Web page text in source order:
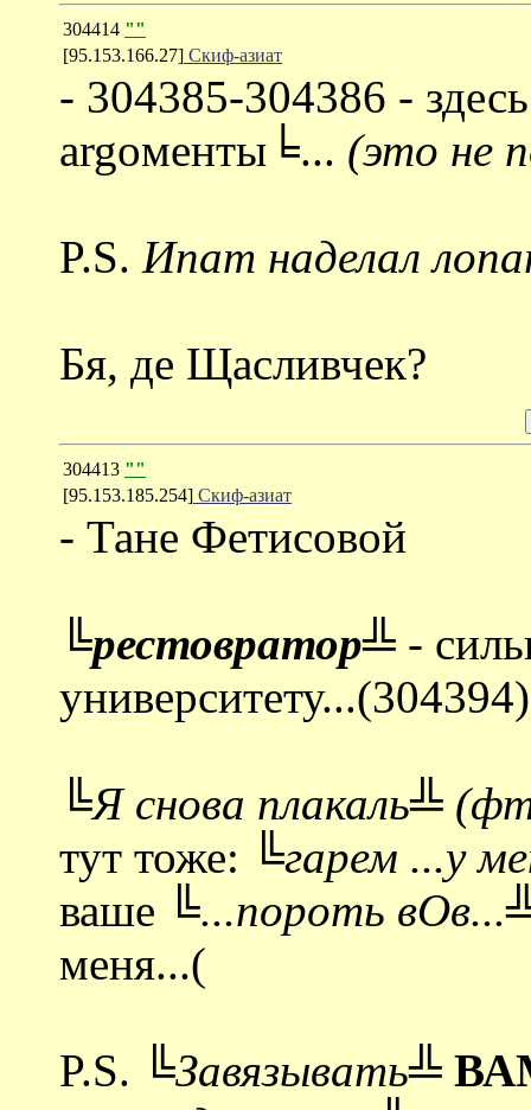
304414 ""
[95.153.166.27] Скиф-азиат
- 304385-304386 -
argoменты╘... (это не
P.S. Ипат наделал
Бя, де Щасливчек?
304413 ""
[95.153.185.254] Скиф-азиат
- Тане Фетисовой
╚рестовратор╩ -
университету...(304394)
╚Я снова плакаль╩
тут тоже: ╚гарем ...у
ваше ╚...пороть
меня...(
P.S. ╚Завязывать╩